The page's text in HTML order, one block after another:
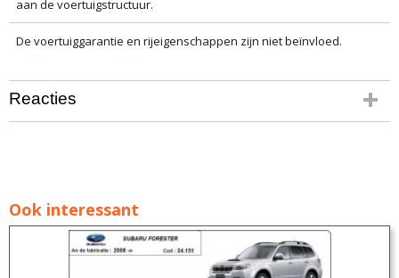
aan de voertuigstructuur.
De voertuiggarantie en rijeigenschappen zijn niet beïnvloed.
Reacties
Ook interessant